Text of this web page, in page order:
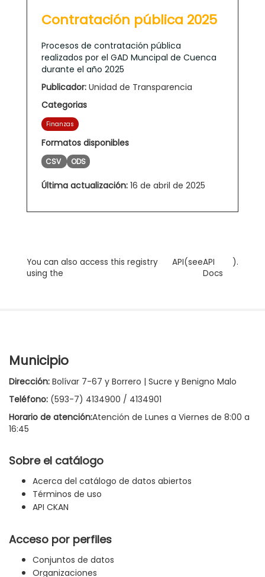
Contratación pública 2025
Procesos de contratación pública
realizados por el GAD Muncipal de Cuenca
durante el año 2025
Publicador: Unidad de Transparencia
Categorias
Finanzas
Formatos disponibles
CSV ODS
Última actualización: 16 de abril de 2025
You can also access this registry
using the
API(seeAPI
Docs
).
Municipio
Dirección: Bolívar 7-67 y Borrero | Sucre y Benigno Malo
Teléfono: (593-7) 4134900 / 4134901
Horario de atención:Atención de Lunes a Viernes de 8:00 a
16:45
Sobre el catálogo
Acerca del catálogo de datos abiertos
Términos de uso
API CKAN
Acceso por perfiles
Conjuntos de datos
Organizaciones